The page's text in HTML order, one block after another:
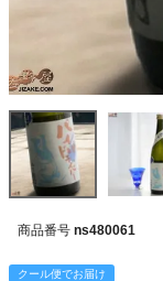
商品番号 ns480061
クール便でお届け